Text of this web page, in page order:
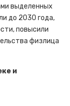
выделенных
до 2030 года,
повысили
физлица
и